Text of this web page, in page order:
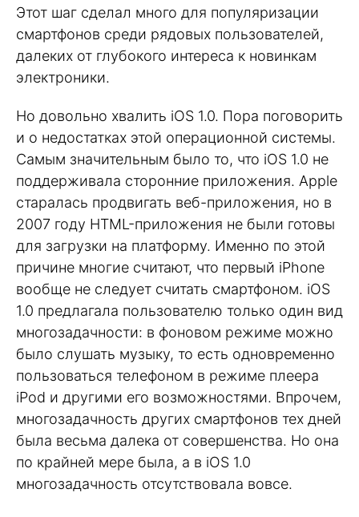
Этот шаг сделал много для популяризации
смартфонов среди рядовых пользователей,
далеких от глубокого интереса к новинкам
электроники.
Но довольно хвалить iOS 1.0. Пора поговорить
и о недостатках этой операционной системы.
Самым значительным было то, что iOS 1.0 не
поддерживала сторонние приложения. Apple
старалась продвигать веб-приложения, но в
2007 году HTML-приложения не были готовы
для загрузки на платформу. Именно по этой
причине многие считают, что первый iPhone
вообще не следует считать смартфоном. iOS
1.0 предлагала пользователю только один вид
многозадачности: в фоновом режиме можно
было слушать музыку, то есть одновременно
пользоваться телефоном в режиме плеера
iPod и другими его возможностями. Впрочем,
многозадачность других смартфонов тех дней
была весьма далека от совершенства. Но она
по крайней мере была, а в iOS 1.0
многозадачность отсутствовала вовсе.